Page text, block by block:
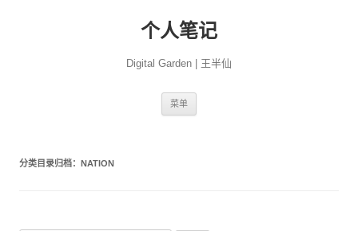
个人笔记
Digital Garden | 王半仙
菜单
分类目录归档： NATION